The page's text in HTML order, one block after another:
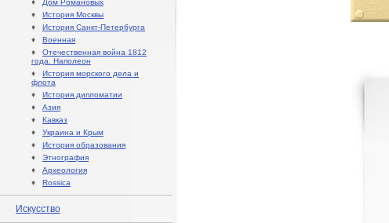
♦ Дом Романовых
♦ История Москвы
♦ История Санкт-Петербурга
♦ Военная
♦ Отечественная война 1812
года. Наполеон
♦ История морского дела и
флота
♦ История дипломатии
♦ Азия
♦ Кавказ
♦ Украина и Крым
♦ История образования
♦ Этнография
♦ Археология
♦ Rossica
Искусство